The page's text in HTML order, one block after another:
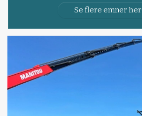
Se flere emner her